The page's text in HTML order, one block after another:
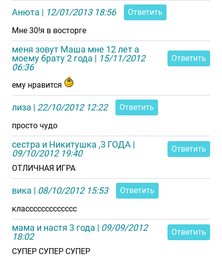
Анюта | 12/01/2013 18:56
Ответить
Мне 30!я в восторге
меня зовут Маша мне 12 лет а
моему брату 2 года | 15/11/2012
06:36
Ответить
ему нравится
лиза | 22/10/2012 12:22
Ответить
просто чудо
сестра и Никитушка ,3 ГОДА |
09/10/2012 19:40
Ответить
ОТЛИЧНАЯ ИГРА
вика | 08/10/2012 15:53
Ответить
классссссссссссс
мама и настя 3 года | 09/09/2012
18:02
Ответить
СУПЕР СУПЕР СУПЕР